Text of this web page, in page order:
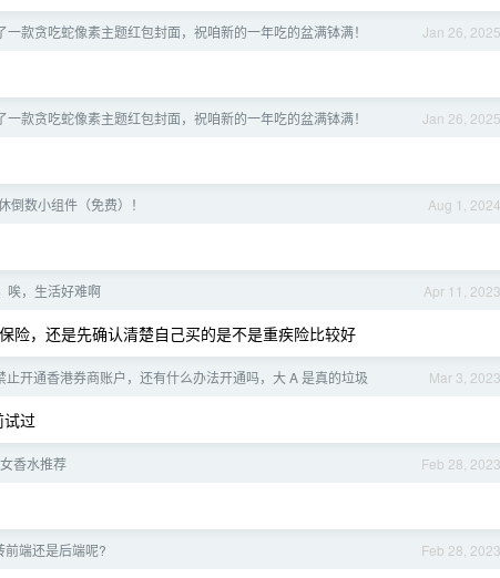
Jan 26, 2025
一款贪吃蛇像素主题红包封面，祝咱新的一年吃的盆满钵满！
Jan 26, 2025
一款贪吃蛇像素主题红包封面，祝咱新的一年吃的盆满钵满！
Aug 1, 2024
倒数小组件（免费）！
Apr 11, 2023
唉，生活好难啊
险，还是先确认清楚自己买的是不是重疾险比较好
Mar 3, 2023
止开通香港券商账户，还有什么办法开通吗，大 A 是真的垃圾
试过
Feb 28, 2023
香水推荐
Feb 28, 2023
前端还是后端呢?